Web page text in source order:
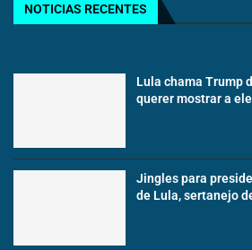
NOTICIAS RECENTES
Lula chama Trump
querer mostrar a
Jingles para
de Lula, sertanejo